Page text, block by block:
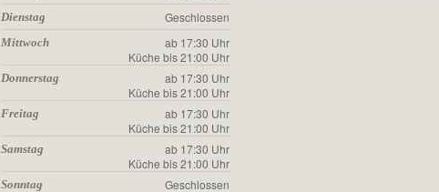
Dienstag Geschlossen
Mittwoch
ab 17:30 Uhr
Küche bis 21:00 Uhr
Donnerstag
ab 17:30 Uhr
Küche bis 21:00 Uhr
Freitag
ab 17:30 Uhr
Küche bis 21:00 Uhr
Samstag
ab 17:30 Uhr
Küche bis 21:00 Uhr
Sonntag Geschlossen